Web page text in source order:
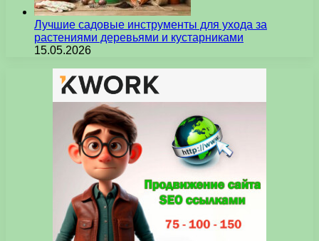
Лучшие садовые инструменты для ухода за
растениями деревьями и кустарниками
15.05.2026